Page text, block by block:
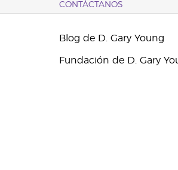
CONTÁCTANOS
Blog de D. Gary Young
Fundación de D. Gary